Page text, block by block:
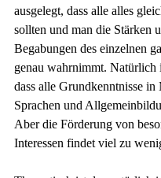
ausgelegt, dass alle alles
sollten und man die Stärken
Begabungen des einzelnen
genau wahrnimmt. Natürlich
dass alle Grundkenntnisse in
Sprachen und
Aber die Förderung von
Interessen findet viel zu